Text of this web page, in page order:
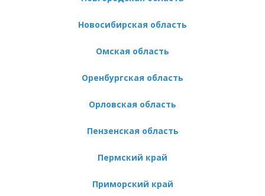
Новосибирская область
Омская область
Оренбургская область
Орловская область
Пензенская область
Пермский край
Приморский край